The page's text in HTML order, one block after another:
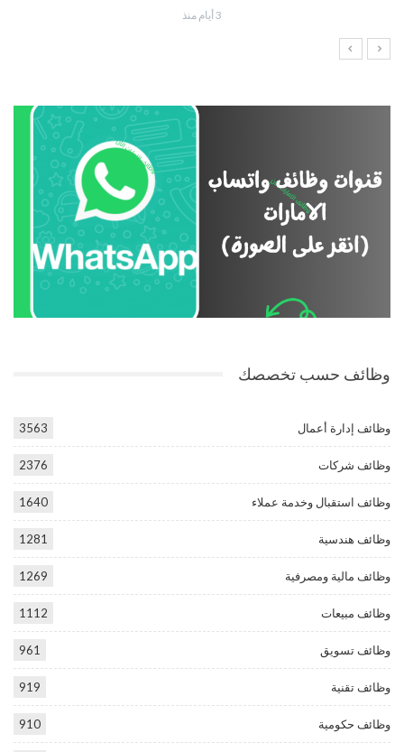
3 أيام منذ
وظائف حسب تخصصك
وظائف إدارة أعمال 3563
وظائف شركات 2376
وظائف استقبال وخدمة عملاء 1640
وظائف هندسية 1281
وظائف مالية ومصرفية 1269
وظائف مبيعات 1112
وظائف تسويق 961
وظائف تقنية 919
وظائف حكومية 910